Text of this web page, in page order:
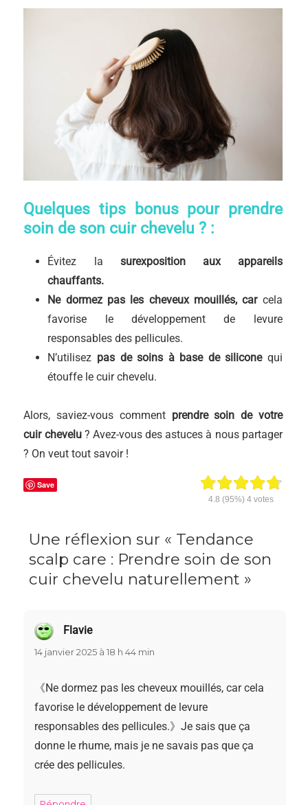
Quelques tips bonus pour prendre
soin de son cuir chevelu ? :
Évitez la surexposition aux appareils
chauffants.
Ne dormez pas les cheveux mouillés, carcela
favorise le développement de levure
responsables des pellicules.
N’utilisez pas de soins à base de siliconequi
étouffe le cuir chevelu.
Alors, saviez-vous comment prendre soin de votre
cuir chevelu? Avez-vous des astuces à nous partager
? On veut tout savoir !
4.8 (95%)4 votes
Save
Une réflexion sur « Tendance
scalp care : Prendre soin de son
cuir chevelu naturellement »
Flaviedit :
14 janvier 2025 à 18 h 44 min
《Ne dormez pas les cheveux mouillés, car cela
favorise le développement de levure
responsables des pellicules.》Je sais que ça
donne le rhume, mais je ne savais pas que ça
crée des pellicules.